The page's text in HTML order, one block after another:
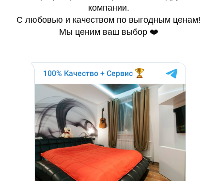
компании.
С любовью и качеством по выгодным ценам!
Мы ценим ваш выбор ❤️